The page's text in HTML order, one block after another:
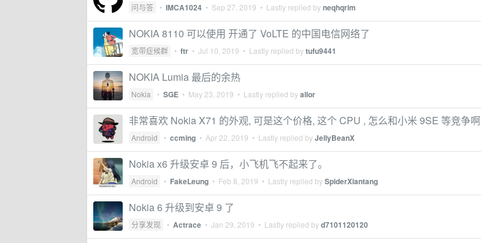
问与答 • IMCA1024 • Sep 27, 2019 • Lastly replied byneqhqrim
NOKIA 8110 可以使用 开通了 VoLTE 的中国电信网络了
宽带症候群 • ftr • Jul 10, 2019 • Lastly replied bytufu9441
NOKIA Lumia 最后的余热
Nokia • SGE • May 23, 2019 • Lastly replied byallor
非常喜欢 Nokia X71 的外观, 可是这个价格, 这个 CPU , 怎么和小米 9SE 等竞争啊
Android • ccming • Apr 22, 2019 • Lastly replied byJellyBeanX
Nokia x6 升级安卓 9 后，小飞机飞不起来了。
Android • FakeLeung • Feb 8, 2019 • Lastly replied bySpiderXiantang
Nokia 6 升级到安卓 9 了
分享发现 • Actrace • Jan 29, 2019 • Lastly replied byd7101120120